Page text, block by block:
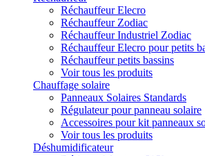
Réchauffeur Elecro
Réchauffeur Zodiac
Réchauffeur Industriel Zodiac
Réchauffeur Elecro pour petits
Réchauffeur petits bassins
Voir tous les produits
Chauffage solaire
Panneaux Solaires Standards
Régulateur pour panneau solaire
Accessoires pour kit panneaux
Voir tous les produits
Déshumidificateur